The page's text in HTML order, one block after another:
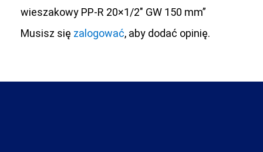
wieszakowy PP-R 20×1/2″ GW 150 mm”
Musisz się zalogować, aby dodać opinię.